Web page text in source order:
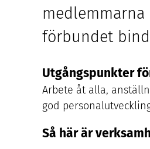
förbundet
Utgångspunkter
Arbete åt alla,
god
Så här är